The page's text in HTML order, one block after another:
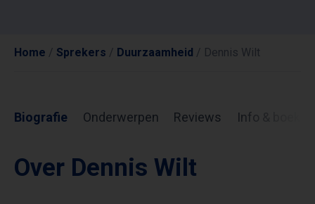
Home / Sprekers / Duurzaamheid / Dennis Wilt
Biografie Onderwerpen Reviews Info &
Over Dennis Wilt